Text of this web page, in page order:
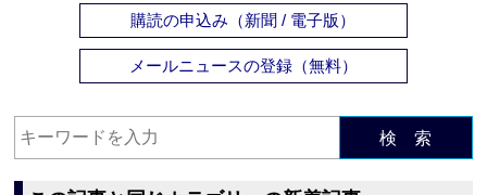
購読の申込み（新聞 / 電子版）
メールニュースの登録（無料）
検 索